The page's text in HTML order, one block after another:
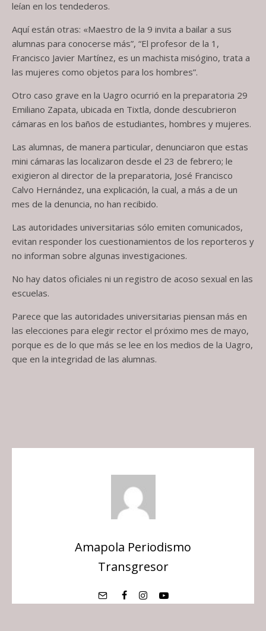
leían en los tendederos.
Aquí están otras: «Maestro de la 9 invita a bailar a sus
alumnas para conocerse más”, “El profesor de la 1,
Francisco Javier Martínez, es un machista misógino, trata a
las mujeres como objetos para los hombres”.
Otro caso grave en la Uagro ocurrió en la preparatoria 29
Emiliano Zapata, ubicada en Tixtla, donde descubrieron
cámaras en los baños de estudiantes, hombres y mujeres.
Las alumnas, de manera particular, denunciaron que estas
mini cámaras las localizaron desde el 23 de febrero; le
exigieron al director de la preparatoria, José Francisco
Calvo Hernández, una explicación, la cual, a más a de un
mes de la denuncia, no han recibido.
Las autoridades universitarias sólo emiten comunicados,
evitan responder los cuestionamientos de los reporteros y
no informan sobre algunas investigaciones.
No hay datos oficiales ni un registro de acoso sexual en las
escuelas.
Parece que las autoridades universitarias piensan más en
las elecciones para elegir rector el próximo mes de mayo,
porque es de lo que más se lee en los medios de la Uagro,
que en la integridad de las alumnas.
Amapola Periodismo
Transgresor